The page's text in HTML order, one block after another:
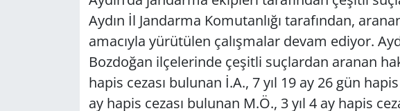
Aydın İl Jandarma Komutanlığı tarafından,
amacıyla yürütülen çalışmalar devam ediyor.
Bozdoğan ilçelerinde çeşitli suçlardan aranan
hapis cezası bulunan İ.A., 7 yıl 19 ay 26 gün
ay hapis cezası bulunan M.Ö., 3 yıl 4 ay hapis